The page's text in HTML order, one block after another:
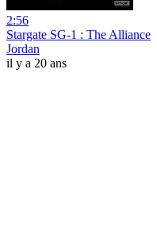
2:56
Stargate SG-1 : The Alliance
Jordan
il y a 20 ans